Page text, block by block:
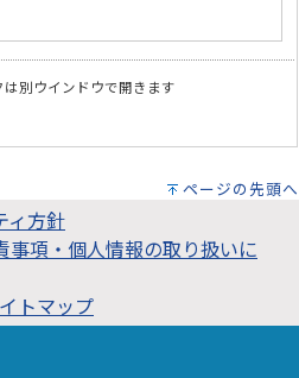
別ウインドウで開きます
ページの先頭へ
ィ方針
事項・個人情報の取り扱いに
トマップ